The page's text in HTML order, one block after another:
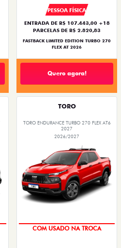
PESSOA FÍSICA
ENTRADA DE R$ 107.443,00 +18
PARCELAS DE R$ 2.820,83
FASTBACK LIMITED EDITION TURBO 270
FLEX AT 2026
Quero agora!
TORO
TORO ENDURANCE TURBO 270 FLEX AT6
2027
2026/2027
COM USADO NA TROCA